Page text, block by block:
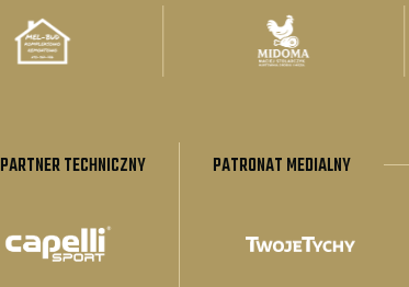
PARTNER TECHNICZNY PATRONAT MEDIALNY